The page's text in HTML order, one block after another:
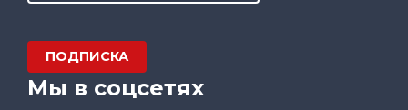
ПОДПИСКА
Мы в соцсетях